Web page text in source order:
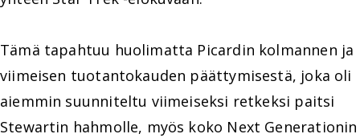
Tämä tapahtuu huolimatta Picardin kolmannen ja
viimeisen tuotantokauden päättymisestä, joka oli
aiemmin suunniteltu viimeiseksi retkeksi paitsi
Stewartin hahmolle, myös koko Next Generationin